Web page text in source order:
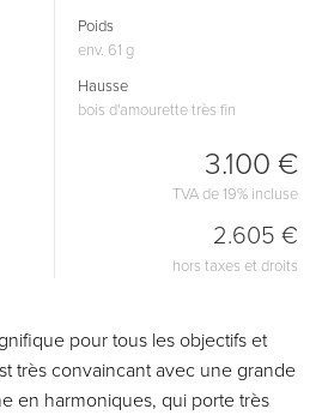
Poids
env. 61 g
Hausse
bois d'amourette très fin
3.100 €
TVA de 19% incluse
2.605 €
hors taxes et droits
pour tous les objectifs et
très convaincant avec une grande
en harmoniques, qui porte très